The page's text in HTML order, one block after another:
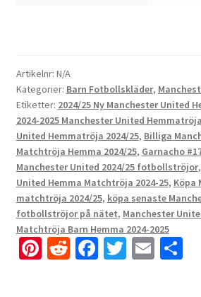
Artikelnr: N/A
Kategorier: Barn Fotbollskläder,
Etiketter: 2024/25 Ny Manchester United
2024-2025 Manchester United Hemmatröja
United Hemmatröja 2024/25, Billiga
Matchtröja Hemma 2024/25, Garnacho
Manchester United 2024/25 fotbollströjor,
United Hemma Matchtröja 2024-25, Köpa
matchtröja 2024/25, köpa senaste
fotbollströjor på nätet, Manchester
Matchtröja Barn Hemma 2024-2025
Pi R Fa T E D